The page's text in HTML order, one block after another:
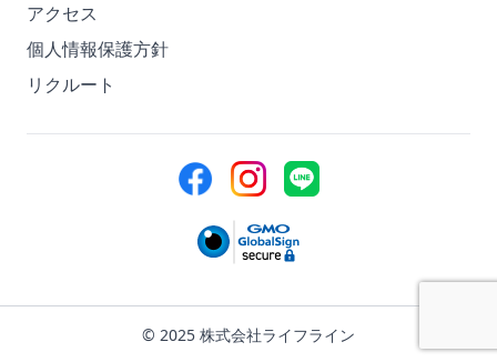
アクセス
個人情報保護方針
リクルート
© 2025 株式会社ライフライン